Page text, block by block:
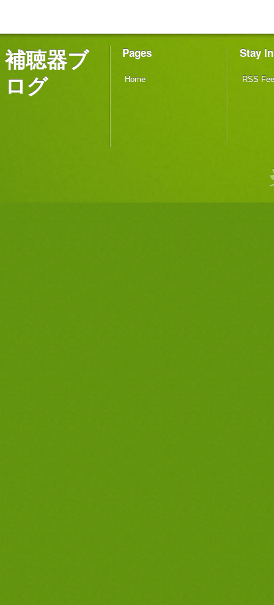
補聴器ブ
ログ
Pages
Home
Stay
RSS